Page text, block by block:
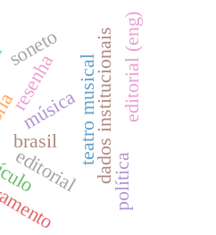
teatro musical
brasil
resenha
editorial dados institucionais
música
soneto editorial (eng)
política